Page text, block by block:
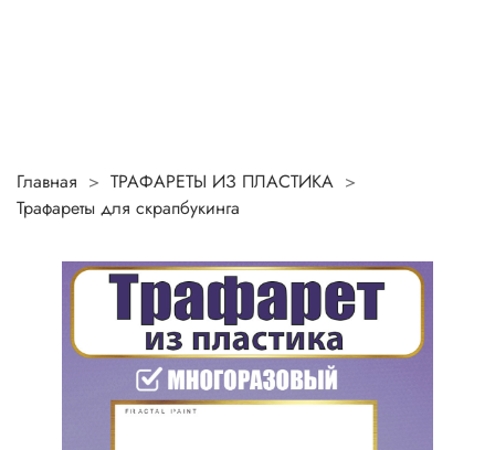
Главная
ТРАФАРЕТЫ ИЗ ПЛАСТИКА
Трафареты для скрапбукинга